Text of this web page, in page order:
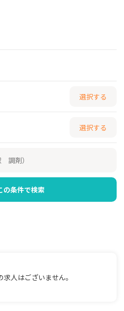
選択する
選択する
の条件で検索
人はございません。